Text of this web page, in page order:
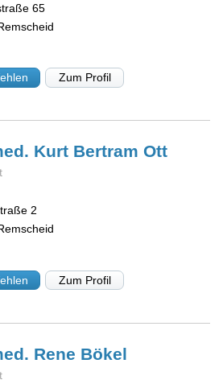
65
Zum Profil
Kurt Bertram Ott
2
Zum Profil
Rene Bökel